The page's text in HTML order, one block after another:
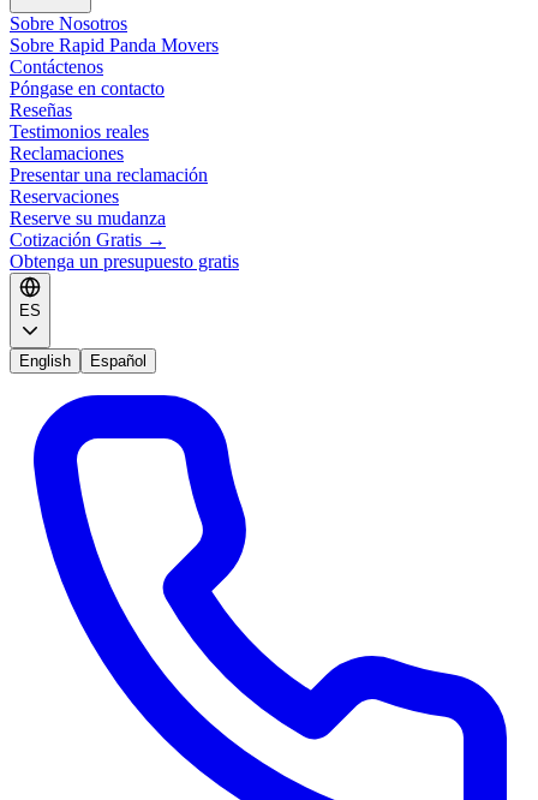
Sobre Nosotros
Sobre Rapid Panda Movers
Contáctenos
Póngase en contacto
Reseñas
Testimonios reales
Reclamaciones
Presentar una reclamación
Reservaciones
Reserve su mudanza
Cotización Gratis →
Obtenga un presupuesto gratis
ES
English Español